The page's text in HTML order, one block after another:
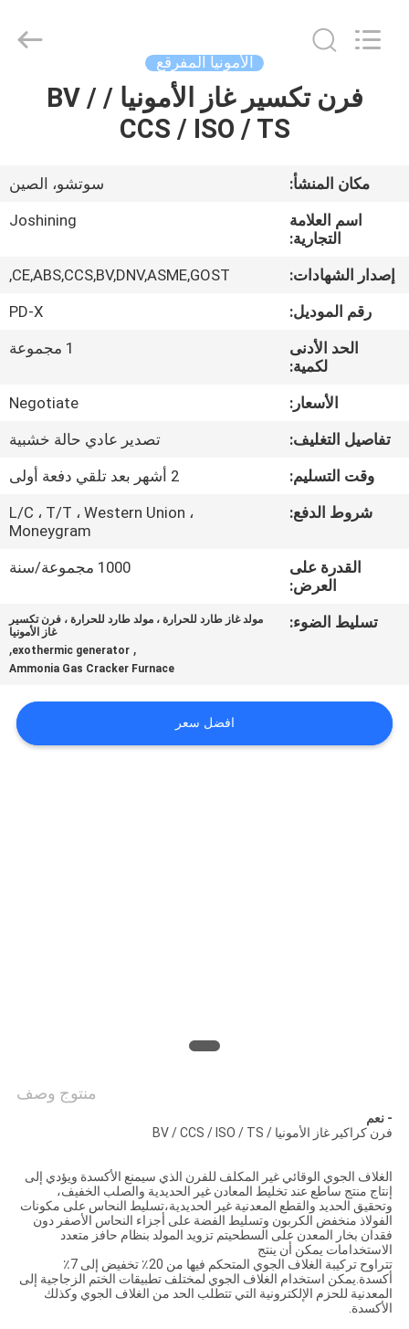
معلومات
جولة
المصنع
مراقبة
الجودة
اتصل
أخبار
القضايا
عرض
أسعار
Technology
Co.,Ltd.
الأمونيا المفرقع
فرن تكسير غاز الأمونيا / BV /
CCS / ISO / TS
مكان المنشأ:
سوتشو، الصين
اسم العلامة
التجارية:
Joshining
إصدار الشهادات:
CE,ABS,CCS,BV,DNV,ASME,GOST,
رقم الموديل:
PD-X
الحد الأدنى
لكمية:
1 مجموعة
الأسعار:
Negotiate
تفاصيل التغليف:
تصدير عادي حالة خشبية
وقت التسليم:
2 أشهر بعد تلقي دفعة أولى
شروط الدفع:
L/C ، T/T ، Western Union ،
Moneygram
القدرة على
العرض:
1000 مجموعة/سنة
تسليط الضوء:
مولد غاز طارد للحرارة ، مولد طارد للحرارة ، فرن تكسير
غاز الأمونيا
,
exothermic generator
,
Ammonia Gas Cracker Furnace
افضل سعر
منتوج وصف
- نعم
فرن كراكير غاز الأمونيا / BV / CCS / ISO / TS
الغلاف الجوي الوقائي غير المكلف للفرن الذي سيمنع الأكسدة ويؤدي إلى
إنتاج منتج ساطع عند تخليط المعادن غير الحديدية والصلب الخفيف،
وتحقيق الحديد والقطع المعدنية غير الحديدية،تسليط النحاس على مكونات
الفولاذ منخفض الكربون وتسليط الفضة على أجزاء النحاس الأصفر دون
فقدان بخار المعدن على السطحيتم تزويد المولد بنظام حافز متعدد
الاستخدامات يمكن أن ينتج
تتراوح تركيبة الغلاف الجوي المتحكم فيها من 20٪ تخفيض إلى 7٪
أكسدة.يمكن استخدام الغلاف الجوي لمختلف تطبيقات الختم الزجاجية إلى
المعدنية للحزم الإلكترونية التي تتطلب الحد من الغلاف الجوي وكذلك
الأكسدة.